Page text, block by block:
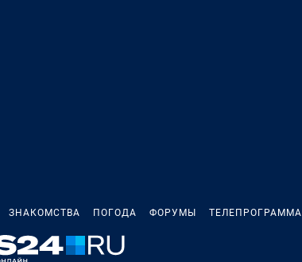
ЗНАКОМСТВА ПОГОДА ФОРУМЫ ТЕЛЕПРОГРАММА